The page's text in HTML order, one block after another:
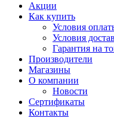
Акции
Как купить
Условия
Условия
Гарантия на
Производители
Магазины
О компании
Новости
Сертификаты
Контакты